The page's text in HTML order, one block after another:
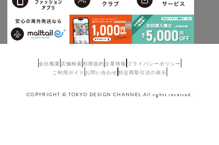
会社概要 店舗検索利用規約企業情報 プライバシーポリシー
ご利用ガイド お問い合わせ 特定商取引法の表示
COPYRIGHT © TOKYO DESIGN CHANNEL All rights reserved.